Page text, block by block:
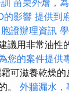
的影響 提供到
證辦理資訊
議用非常油性
您的案件提供
可滋養乾燥
。 外牆漏水，